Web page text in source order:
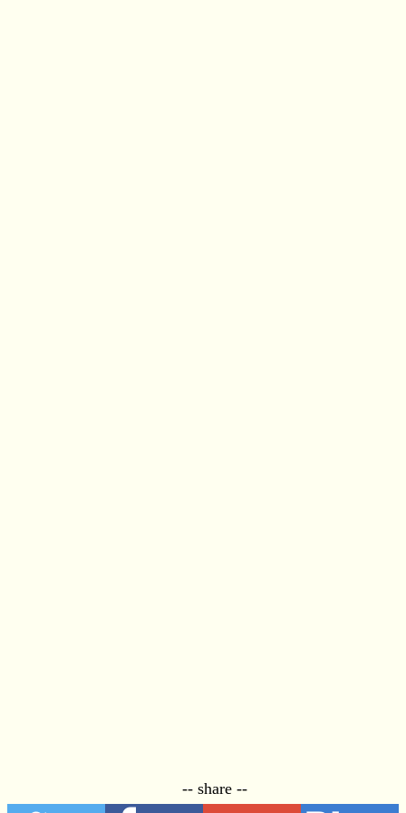
-- share --